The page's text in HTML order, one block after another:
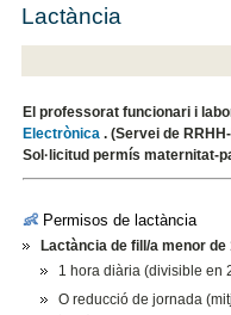
Lactància
El professorat funcionari i
Electrònica . (Servei de
Sol·licitud permís maternitat-
👶 Permisos de lactància
Lactància de fill/a menor de
1 hora diària (divisible en
O reducció de jornada